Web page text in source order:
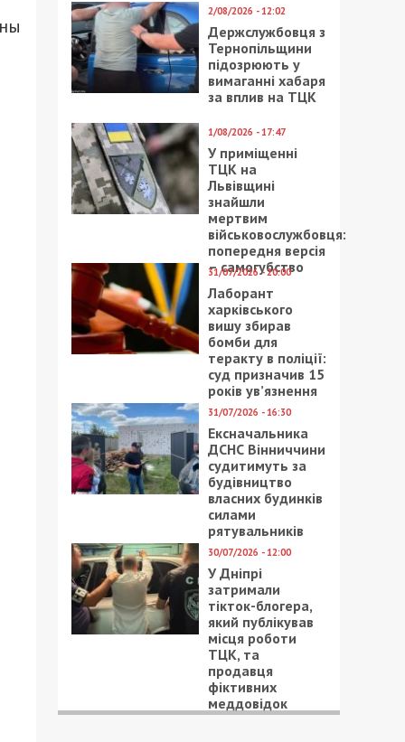
2/08/2026 - 12:02
Держслужбовця з
Тернопільщини
підозрюють у
вимаганні хабаря
за вплив на ТЦК
1/08/2026 - 17:47
У приміщенні
ТЦК на
Львівщині
знайшли
мертвим
військовослужбовця:
попередня версія
– самогубство
31/07/2026 - 20:00
Лаборант
харківського
вишу збирав
бомби для
теракту в поліції:
суд призначив 15
років ув’язнення
31/07/2026 - 16:30
Ексначальника
ДСНС Вінниччини
судитимуть за
будівництво
власних будинків
силами
рятувальників
30/07/2026 - 12:00
У Дніпрі
затримали
тікток-блогера,
який публікував
місця роботи
ТЦК, та
продавця
фіктивних
меддовідок